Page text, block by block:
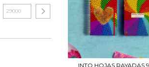
INTO HOJAS RAYADAS